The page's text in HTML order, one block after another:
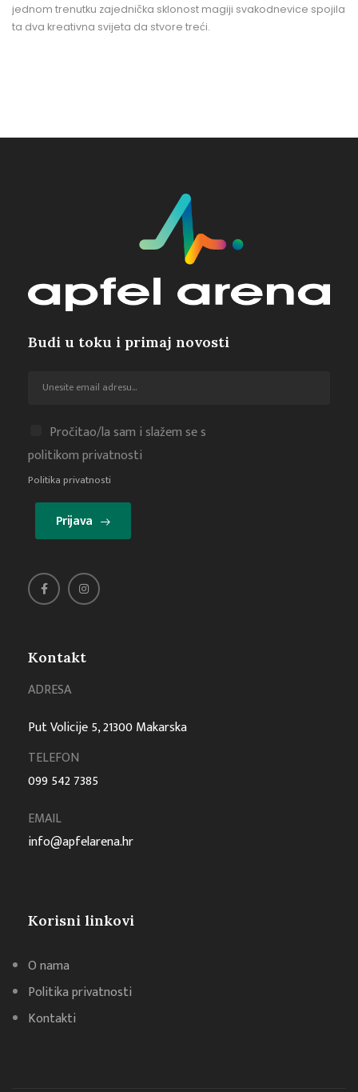
jednom trenutku zajednička sklonost magiji svakodnevice spojila
ta dva kreativna svijeta da stvore treći.
Kontakt
ADRESA
Put Volicije 5, 21300 Makarska
TELEFON
099 542 7385
EMAIL
info@apfelarena.hr
Korisni linkovi
O nama
Politika privatnosti
Kontakti
Budi u toku i primaj novosti
Pročitao/la sam i slažem se s
politikom privatnosti
Politika privatnosti
Prijava